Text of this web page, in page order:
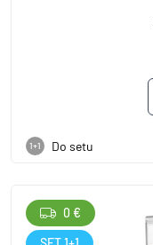
1+1 Do setu
0 €